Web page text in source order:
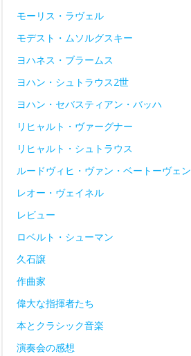
モーリス・ラヴェル
モデスト・ムソルグスキー
ヨハネス・ブラームス
ヨハン・シュトラウス2世
ヨハン・セバスティアン・バッハ
リヒャルト・ヴァーグナー
リヒャルト・シュトラウス
ルードヴィヒ・ヴァン・ベートーヴェン
レオー・ヴェイネル
レビュー
ロベルト・シューマン
久石譲
作曲家
偉大な指揮者たち
本とクラシック音楽
演奏会の感想